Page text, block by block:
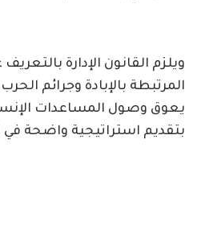
‏ويلزم القانون الإدارة
المرتبطة بالإبادة وجرائم
يعوق وصول المساعدات
بتقديم استراتيجية واضحة في